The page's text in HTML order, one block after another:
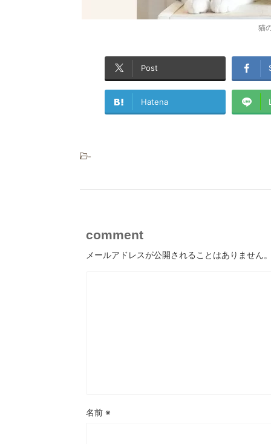
猫
Post
Hatena
-
comment
メールアドレスが公開されることはありません
名前 ※